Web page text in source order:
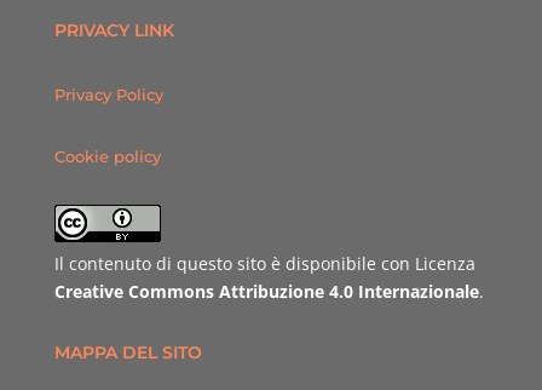
PRIVACY LINK
Privacy Policy
Cookie policy
Il contenuto di questo sito è disponibile con Licenza
Creative Commons Attribuzione 4.0 Internazionale.
MAPPA DEL SITO